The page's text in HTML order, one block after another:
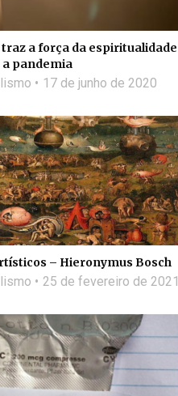
a força da espiritualidade
pandemia
17 de junho de 2020
– Hieronymus Bosch
25 de fevereiro de 2021